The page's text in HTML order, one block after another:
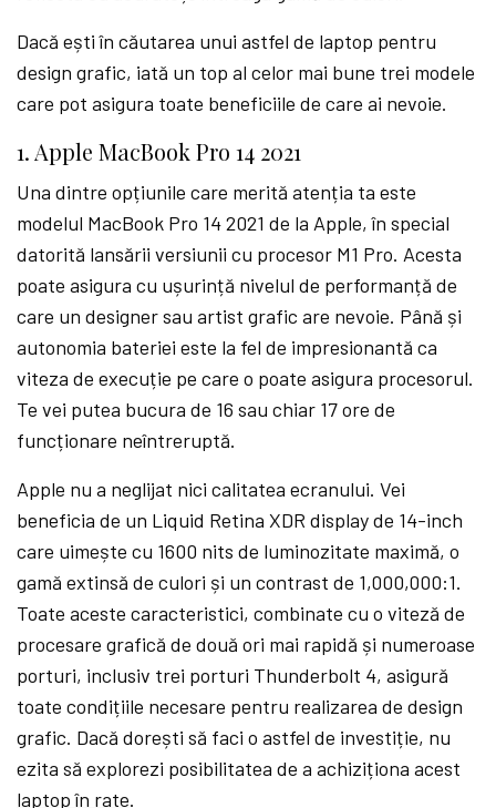
Dacă ești în căutarea unui astfel de laptop pentru
design grafic, iată un top al celor mai bune trei modele
care pot asigura toate beneficiile de care ai nevoie.
1. Apple MacBook Pro 14 2021
Una dintre opțiunile care merită atenția ta este
modelul MacBook Pro 14 2021 de la Apple, în special
datorită lansării versiunii cu procesor M1 Pro. Acesta
poate asigura cu ușurință nivelul de performanță de
care un designer sau artist grafic are nevoie. Până și
autonomia bateriei este la fel de impresionantă ca
viteza de execuție pe care o poate asigura procesorul.
Te vei putea bucura de 16 sau chiar 17 ore de
funcționare neîntreruptă.
Apple nu a neglijat nici calitatea ecranului. Vei
beneficia de un Liquid Retina XDR display de 14-inch
care uimește cu 1600 nits de luminozitate maximă, o
gamă extinsă de culori și un contrast de 1,000,000:1.
Toate aceste caracteristici, combinate cu o viteză de
procesare grafică de două ori mai rapidă și numeroase
porturi, inclusiv trei porturi Thunderbolt 4, asigură
toate condițiile necesare pentru realizarea de design
grafic. Dacă dorești să faci o astfel de investiție, nu
ezita să explorezi posibilitatea de a achiziționa acest
laptop în rate.